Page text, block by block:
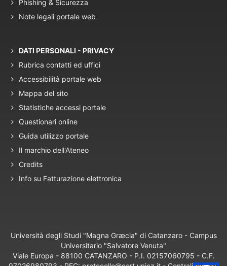
Phishing & Sicurezza
Note legali portale web
DATI PERSONALI - PRIVACY
Rubrica contatti ed uffici
Accessibilità portale web
Mappa del sito
Statistiche accessi portale
Questionari online
Guida utilizzo portale
Il marchio dell'Ateneo
Credits
Info su Fatturazione elettronica
Università degli Studi "Magna Græcia" di Catanzaro - Campus
Universitario "Salvatore Venuta"
Viale Europa - 88100 CATANZARO - P.I. 02157060795 - C.F.